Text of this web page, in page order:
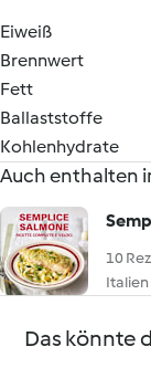
Eiweiß
Brennwert
Fett
Ballaststoffe
Kohlenhydrate
Auch enthalten
10
Italien
Das könnte